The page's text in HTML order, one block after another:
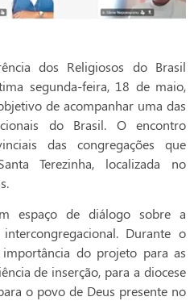
dos Religiosos do Brasil
segunda-feira, 18 de maio,
de acompanhar uma das
do Brasil. O encontro
das congregações que
Terezinha, localizada no
espaço de diálogo sobre a
Durante o
do projeto para as
de inserção, para a diocese
o povo de Deus presente no